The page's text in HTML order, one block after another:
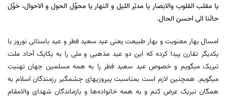
یا مقلب القلوب والابصار یا مدبّر اللیل و النهار یا محوِّل الحول و الاحوال، حَوِّل
حالَنا الی احسن الحال.
امسال بهار معنویت و بهار طبیعت یعنی عید سعید فطر و عید باستانی نوروز با
یکدیگر تقارن پیدا کرده که این دو عید مذهبی و ملی را به یکایک آحاد ملت
تبریک میگویم و خصوص عید سعید فطر را به همه مسلمین جهان تهنیت
میگویم. همچنین لازم است بمناسبت پیروزیهای چشمگیر رزمندگان اسلام به
همگان تبریک عرض کنم و به همه خانواده‌ها و بازماندگان شهدای والامقام